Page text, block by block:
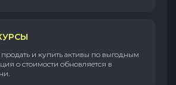
и купить активы по выгодным
о стоимости обновляется в